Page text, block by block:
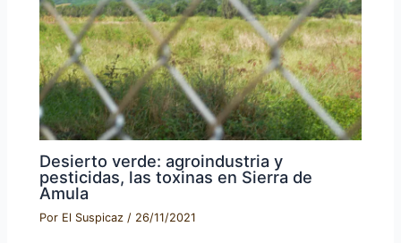
Desierto verde: agroindustria y
pesticidas, las toxinas en Sierra de
Amula
Por El Suspicaz/ 26/11/2021